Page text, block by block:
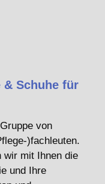
& Schuhe für
von
)fachleuten.
wir mit Ihnen die
und Ihre